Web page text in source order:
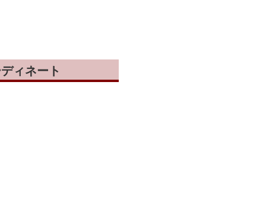
ィネート